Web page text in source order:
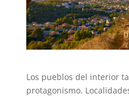
Los pueblos del interior
protagonismo.